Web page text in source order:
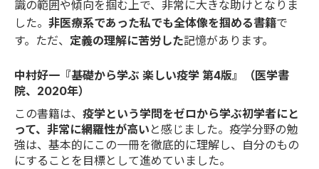
識の範囲や傾向を掴む上で、非常に大きな助けとなりま
した。 非医療系であった私でも全体像を掴める書籍で
す。ただ、 定義の理解に苦労した記憶があります。
中村好一『基礎から学ぶ 楽しい疫学 第4版』（医学書
院、2020年）
この書籍は、 疫学という学問をゼロから学ぶ初学者にと
って、非常に網羅性が高い と感じました。疫学分野の勉
強は、基本的にこの一冊を徹底的に理解し、自分のもの
にすることを目標として進めていました。